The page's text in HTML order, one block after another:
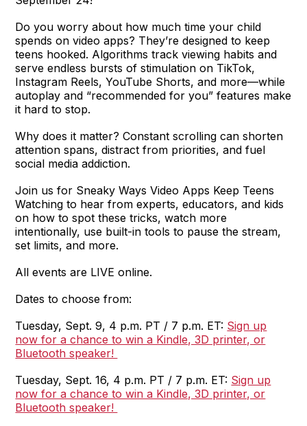
Do you worry about how much time your child
spends on video apps? They’re designed to keep
teens hooked. Algorithms track viewing habits and
serve endless bursts of stimulation on TikTok,
Instagram Reels, YouTube Shorts, and more—while
autoplay and “recommended for you” features make
it hard to stop.
Why does it matter? Constant scrolling can shorten
attention spans, distract from priorities, and fuel
social media addiction.
Join us for Sneaky Ways Video Apps Keep Teens
Watching to hear from experts, educators, and kids
on how to spot these tricks, watch more
intentionally, use built-in tools to pause the stream,
set limits, and more.
All events are LIVE online.
Dates to choose from:
Tuesday, Sept. 9, 4 p.m. PT / 7 p.m. ET: Sign up
now for a chance to win a Kindle, 3D printer, or
Bluetooth speaker!
Tuesday, Sept. 16, 4 p.m. PT / 7 p.m. ET: Sign up
now for a chance to win a Kindle, 3D printer, or
Bluetooth speaker!